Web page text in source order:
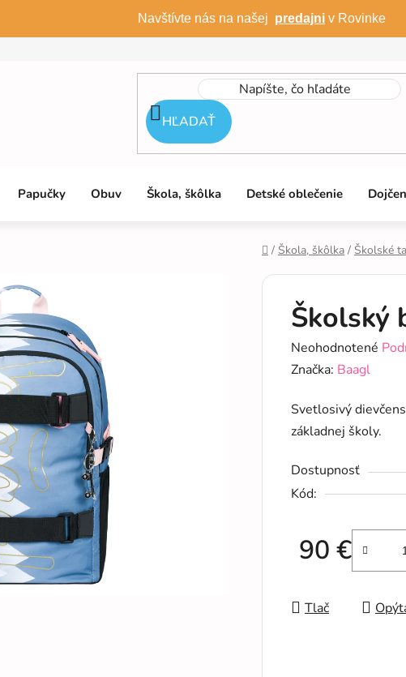
Navštívte nás na našej predajni v Rovinke
HĽADAŤ
Papučky Obuv Škola, škôlka Detské oblečenie
/ Škola, škôlka / Školské
Školský
Priemerné
hodnotenie
je
0,0
5
hviezdičiek.
Neohodnotené
Značka: Baagl
Svetlosivý
základnej školy.
Dostupnosť
Kód:
90 €
Jednotková cena:
Tlač